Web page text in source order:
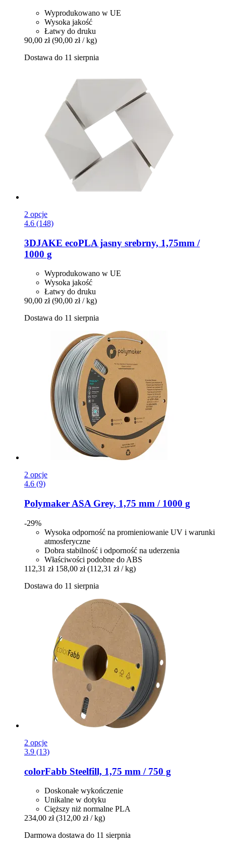
Wyprodukowano w UE
Wysoka jakość
Łatwy do druku
90,00 zł (90,00 zł / kg)
Dostawa do 11 sierpnia
2 opcje
4.6 (148)
3DJAKE ecoPLA jasny srebrny, 1,75mm /
1000 g
Wyprodukowano w UE
Wysoka jakość
Łatwy do druku
90,00 zł (90,00 zł / kg)
Dostawa do 11 sierpnia
2 opcje
4.6 (9)
Polymaker ASA Grey, 1,75 mm / 1000 g
-29%
Wysoka odporność na promieniowanie UV i warunki
atmosferyczne
Dobra stabilność i odporność na uderzenia
Właściwości podobne do ABS
112,31 zł 158,00 zł (112,31 zł / kg)
Dostawa do 11 sierpnia
2 opcje
3.9 (13)
colorFabb Steelfill, 1,75 mm / 750 g
Doskonałe wykończenie
Unikalne w dotyku
Cięższy niż normalne PLA
234,00 zł (312,00 zł / kg)
Darmowa dostawa do 11 sierpnia